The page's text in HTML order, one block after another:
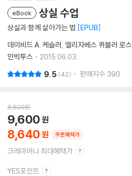
eBook 상실 수업
상실과 함께 살아가는 법 EPUB
데이비드 A. 케슬러 엘리자베스 퀴블러 로스
인빅투스
2015.06.03.
9.5 42 판매지수 390
9,600원
8,640
9,600
쿠폰혜택가
크레마머니 최대혜택가
YES포인트